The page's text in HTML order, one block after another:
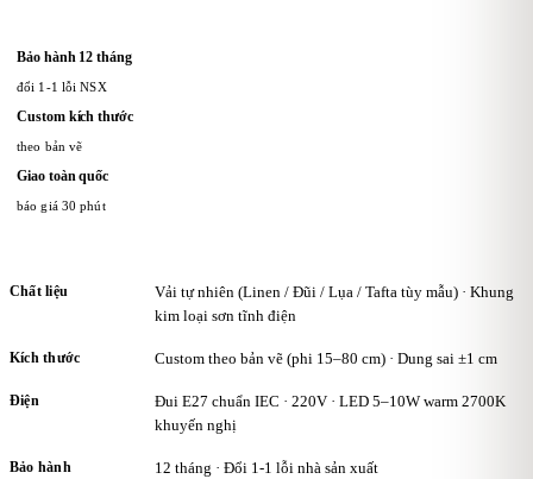
Bảo hành 12 tháng
đổi 1-1 lỗi NSX
Custom kích thước
theo bản vẽ
Giao toàn quốc
báo giá 30 phút
Chất liệu
Vải tự nhiên (Linen / Đũi / Lụa / Tafta tùy mẫu) · Khung
kim loại sơn tĩnh điện
Kích thước Custom theo bản vẽ (phi 15–80 cm) · Dung sai ±1 cm
Điện
Đui E27 chuẩn IEC · 220V · LED 5–10W warm 2700K
khuyến nghị
Bảo hành 12 tháng · Đổi 1-1 lỗi nhà sản xuất